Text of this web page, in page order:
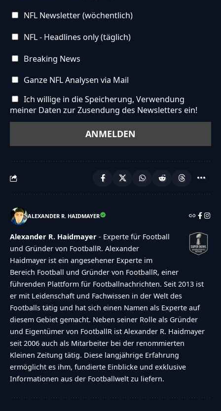
NFL Newsletter (wöchentlich)
NFL - Headlines only (täglich)
Breaking News
Ganze NFL Analysen via Mail
Ich willige in die Speicherung, Verwendung
meiner Daten zur Zusendung des Newsletters ein!
ALEXANDER R. HAIDMAYER
Alexander R. Haidmayer - Experte für Football
und Gründer von FootballR. Alexander
Haidmayer ist ein angesehener Experte im
Bereich Football und Gründer von FootballR, einer
führenden Plattform für Footballnachrichten. Seit 2013 ist
er mit Leidenschaft und Fachwissen in der Welt des
Footballs tätig und hat sich einen Namen als Experte auf
diesem Gebiet gemacht. Neben seiner Rolle als Gründer
und Eigentümer von FootballR ist Alexander R. Haidmayer
seit 2006 auch als Mitarbeiter bei der renommierten
Kleinen Zeitung tätig. Diese langjährige Erfahrung
ermöglicht es ihm, fundierte Einblicke und exklusive
Informationen aus der Footballwelt zu liefern.